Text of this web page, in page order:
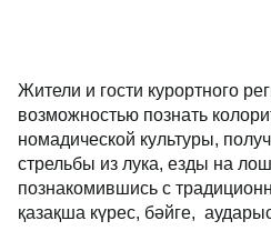
Жители и гости курортного
возможностью познать
номадической культуры,
стрельбы из лука, езды на
познакомившись с
қазақша күрес, бәйге,